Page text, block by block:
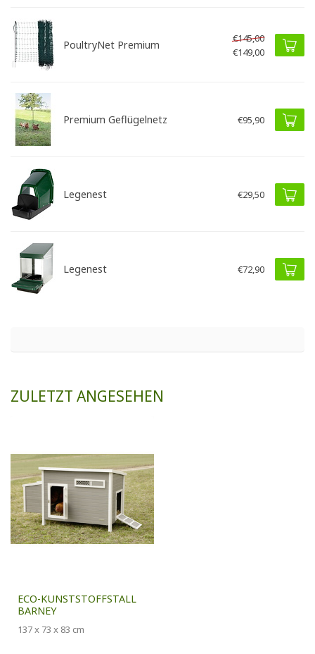
PoultryNet Premium
€145,00
€149,00
Premium Geflügelnetz €95,90
Legenest €29,50
Legenest €72,90
ZULETZT ANGESEHEN
ECO-KUNSTSTOFFSTALL
BARNEY
137 x 73 x 83 cm